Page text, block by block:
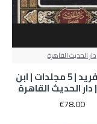
دار الحديث القاهرة
العقد الفريد | 5 مجلدات | ابن
دار الحديث القاهرة
€78.00